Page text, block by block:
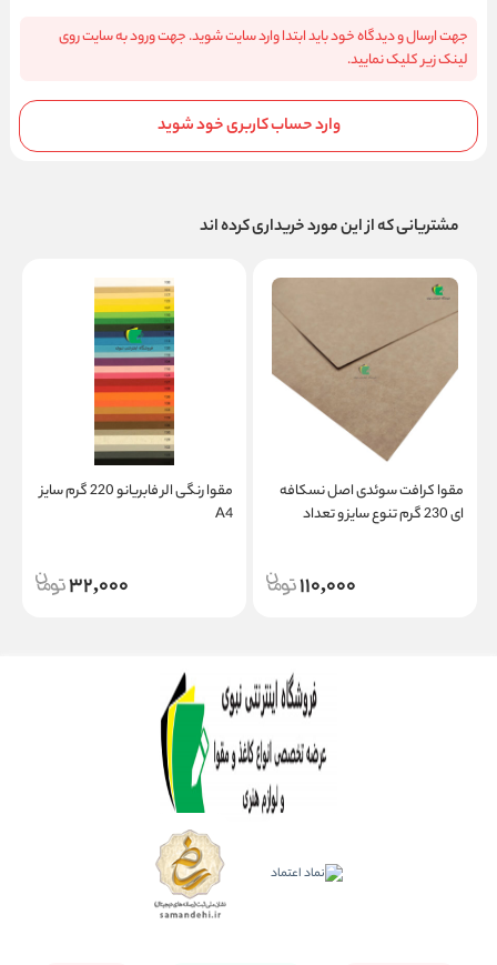
جهت ارسال و دیدگاه خود باید ابتدا وارد سایت شوید. جهت ورود به سایت روی
لینک زیر کلیک نمایید.
وارد حساب کاربری خود شوید
مشتریانی که از این مورد خریداری کرده اند
مقوا کرافت سوئدی اصل نسکافه
ای 230 گرم تنوع سایز و تعداد
110,000
مقوا رنگی الر فابریانو 220 گرم سایز
A4
32,000